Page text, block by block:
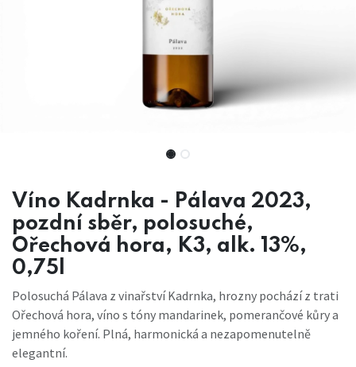
Víno Kadrnka - Pálava 2023,
pozdní sběr, polosuché,
Ořechová hora, K3, alk. 13%,
0,75l
Polosuchá Pálava z vinařství Kadrnka, hrozny pochází z trati
Ořechová hora, víno s tóny mandarinek, pomerančové kůry a
jemného koření. Plná, harmonická a nezapomenutelně
elegantní.